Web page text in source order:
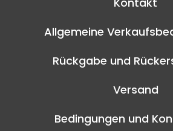
Allgemeine
Rückgabe und
Versand
Bedingungen und